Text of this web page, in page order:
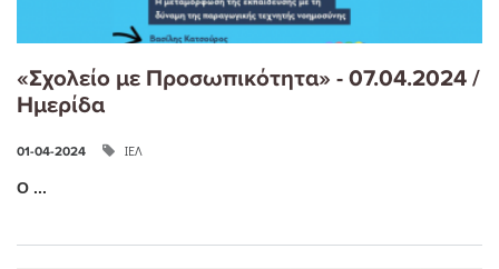
«Σχολείο με Προσωπικότητα» - 07.04.2024 /
Ημερίδα
01-04-2024 ΙΕΛ
Ο ...